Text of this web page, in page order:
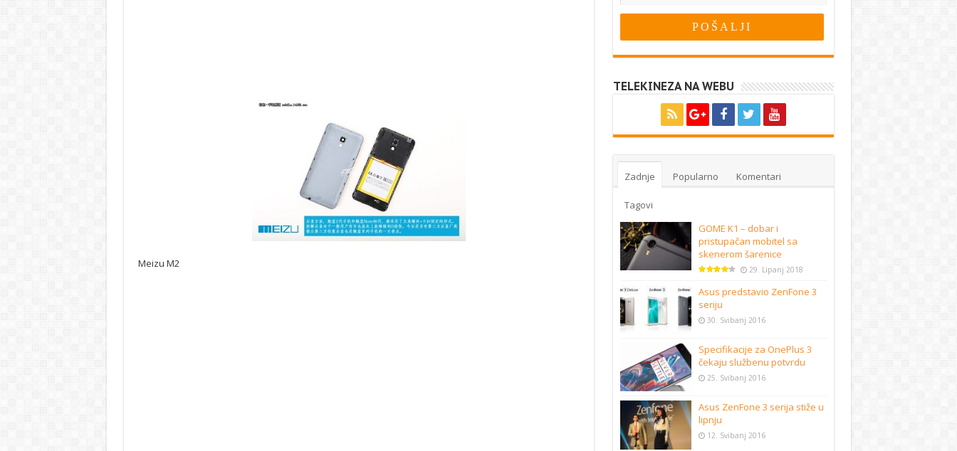
Meizu M2
TELEKINEZA NA WEBU
Zadnje Popularno Komentari
Tagovi
GOME K1 – dobar i
pristupačan mobitel sa
skenerom šarenice
29. Lipanj 2018
Asus predstavio ZenFone 3
seriju
30. Svibanj 2016
Specifikacije za OnePlus 3
čekaju službenu potvrdu
25. Svibanj 2016
Asus ZenFone 3 serija stiže u
lipnju
12. Svibanj 2016